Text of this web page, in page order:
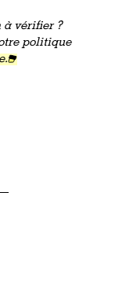
à vérifier ?
politique